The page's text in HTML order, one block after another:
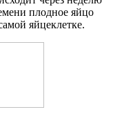
плодное яйцо
яйцеклетке.